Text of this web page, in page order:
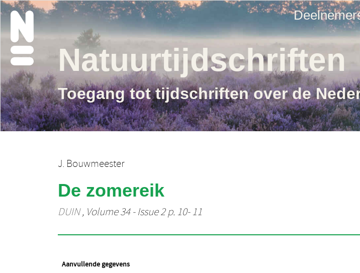
Natuurtijdschriften
Toegang tot tijdschriften over de
J. Bouwmeester
De zomereik
DUIN, Volume 34 - Issue 2 p. 10- 11
Aanvullende gegevens